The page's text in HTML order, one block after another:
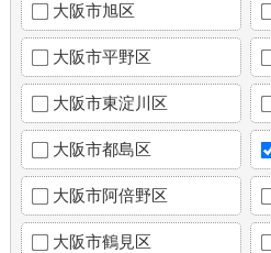
大阪市旭区
大阪市平野区
大阪市東淀川区
大阪市都島区
大阪市阿倍野区
大阪市鶴見区